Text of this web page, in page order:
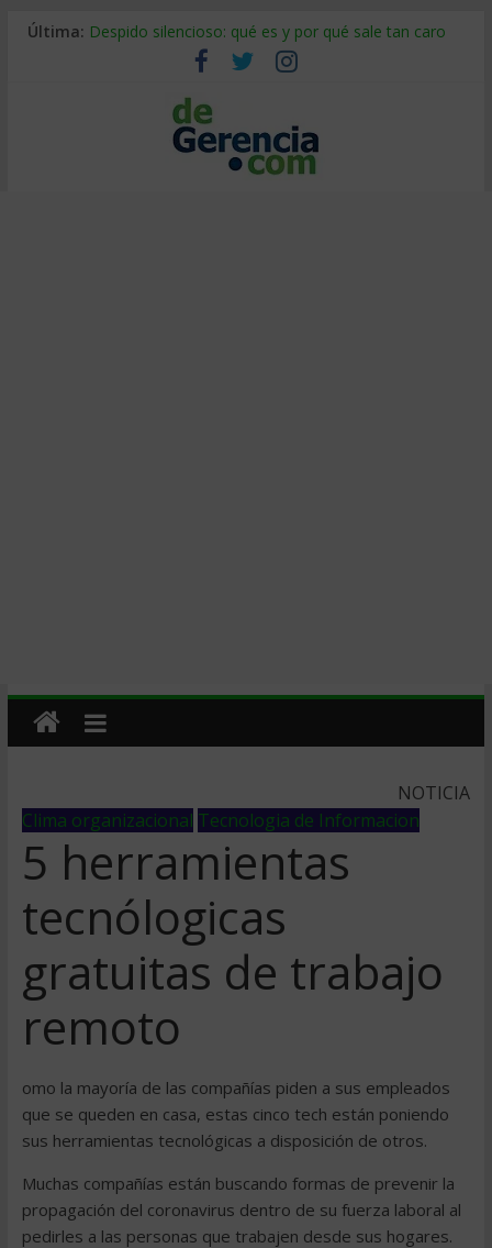
Última: Despido silencioso: qué es y por qué sale tan caro
La economía de Venezuela después del terremoto
Los 8 pasos de Kotter: liderar el cambio sin fracasar
Gestión de proyectos con IA: qué cambia en el oficio
IA y creatividad: cómo evitar que todos piensen igual
NOTICIA
Clima organizacional Tecnologia de Informacion
5 herramientas
tecnólogicas
gratuitas de trabajo
remoto
omo la mayoría de las compañías piden a sus empleados
que se queden en casa, estas cinco tech están poniendo
sus herramientas tecnológicas a disposición de otros.
Muchas compañías están buscando formas de prevenir la
propagación del coronavirus dentro de su fuerza laboral al
pedirles a las personas que trabajen desde sus hogares.